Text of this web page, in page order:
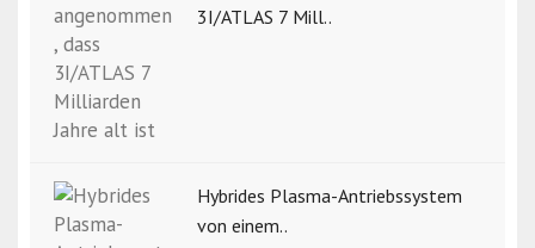
3I/ATLAS 7 Mill..
Hybrides Plasma-Antriebssystem
von einem..